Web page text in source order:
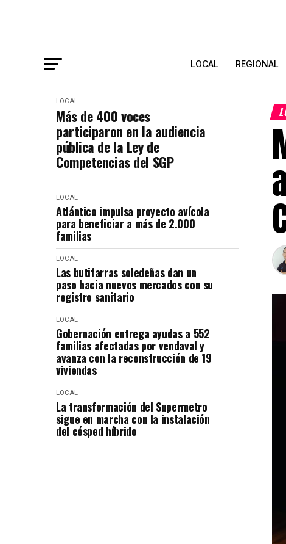
LOCAL REGIONAL
LOCAL
Más de 400 voces
participaron en la audiencia
pública de la Ley de
Competencias del SGP
LOCAL
Atlántico impulsa proyecto avícola
para beneficiar a más de 2.000
familias
LOCAL
Las butifarras soledeñas dan un
paso hacia nuevos mercados con su
registro sanitario
LOCAL
Gobernación entrega ayudas a 552
familias afectadas por vendaval y
avanza con la reconstrucción de 19
viviendas
LOCAL
La transformación del Supermetro
sigue en marcha con la instalación
del césped híbrido